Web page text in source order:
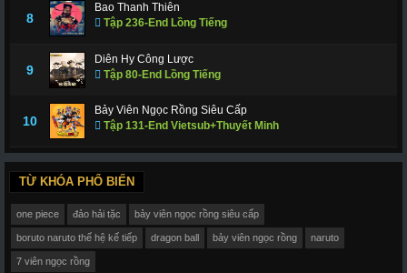
8
Bao Thanh Thiên
Tập 236-End Lồng Tiếng
9
Diên Hy Công Lược
Tập 80-End Lồng Tiếng
10
Bảy Viên Ngọc Rồng Siêu Cấp
Tập 131-End Vietsub+Thuyết Minh
TỪ KHÓA PHỔ BIẾN
one piece đảo hải tặc bảy viên ngọc rồng siêu cấp
boruto naruto thế hệ kế tiếp dragon ball bảy viên ngọc rồng naruto
7 viên ngọc rồng